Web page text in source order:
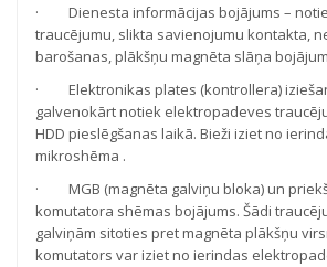
· Dienesta informācijas bojājums –
traucējumu, slikta savienojumu kontakta,
barošanas, plākšņu magnēta slāņa
· Elektronikas plates (kontrollera)
galvenokārt notiek elektropadeves
HDD pieslēgšanas laikā. Bieži iziet no
mikroshēma .
· MGB (magnēta galviņu bloka) un
komutatora shēmas bojājums. Šādi
galviņām sitoties pret magnēta plākšņu
komutators var iziet no ierindas